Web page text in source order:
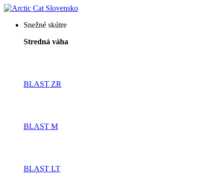
Snežné skútre
Stredná váha
BLAST ZR
BLAST M
BLAST LT